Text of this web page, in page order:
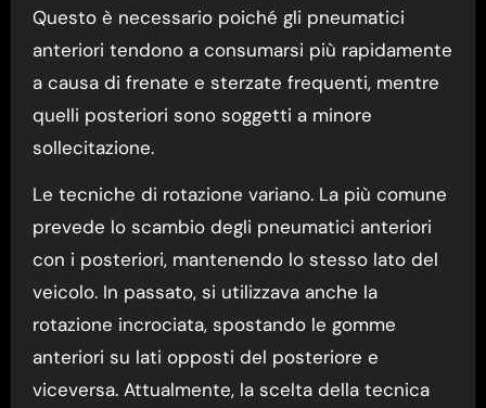
Questo è necessario poiché gli pneumatici
anteriori tendono a consumarsi più rapidamente
a causa di frenate e sterzate frequenti, mentre
quelli posteriori sono soggetti a minore
sollecitazione.
Le tecniche di rotazione variano. La più comune
prevede lo scambio degli pneumatici anteriori
con i posteriori, mantenendo lo stesso lato del
veicolo. In passato, si utilizzava anche la
rotazione incrociata, spostando le gomme
anteriori su lati opposti del posteriore e
viceversa. Attualmente, la scelta della tecnica